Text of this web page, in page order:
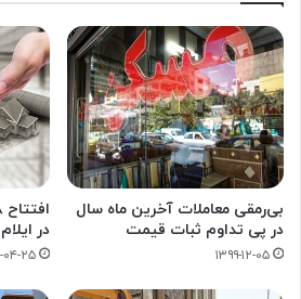
بی‌رمقی معاملات آخرین ماه سال
در پی تداوم ثبات قیمت
۱۳۹۹-۱۲-۰۵
در ایلام
۱۴۰۰-